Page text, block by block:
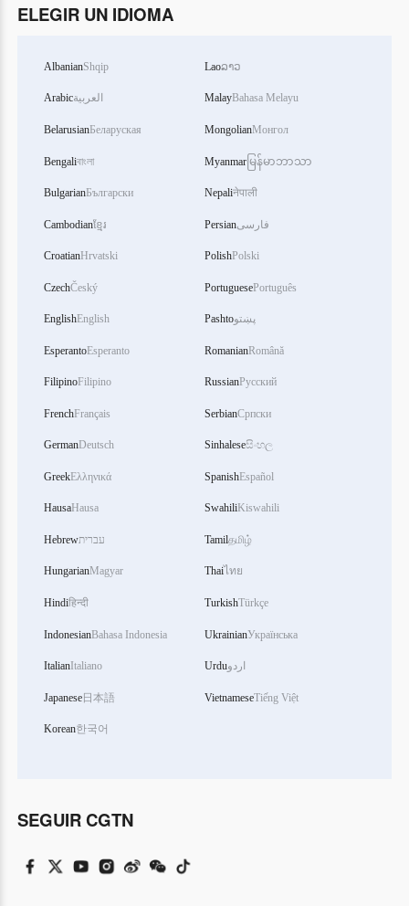
ELEGIR UN IDIOMA
AlbanianShqip
Arabicالعربية
BelarusianБеларуская
Bengaliবাংলা
BulgarianБългарски
Cambodianខ្មែរ
CroatianHrvatski
CzechČeský
EnglishEnglish
EsperantoEsperanto
FilipinoFilipino
FrenchFrançais
GermanDeutsch
GreekΕλληνικά
HausaHausa
Hebrewעברית
HungarianMagyar
Hindiहिन्दी
IndonesianBahasa Indonesia
ItalianItaliano
Japanese日本語
Korean한국어
Laoລາວ
MalayBahasa Melayu
MongolianМонгол
Myanmar မြန်မာဘာသာ
Nepaliनेपाली
Persianفارسی
PolishPolski
PortuguesePortuguês
Pashtoپښتو
RomanianRomână
RussianРусский
SerbianСрпски
Sinhaleseසිංහල
SpanishEspañol
SwahiliKiswahili
Tamilதமிழ்
Thaiไทย
TurkishTürkçe
UkrainianУкраїнська
Urduاردو
VietnameseTiếng Việt
SEGUIR CGTN